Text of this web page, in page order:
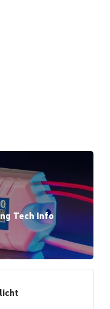
Tech Info